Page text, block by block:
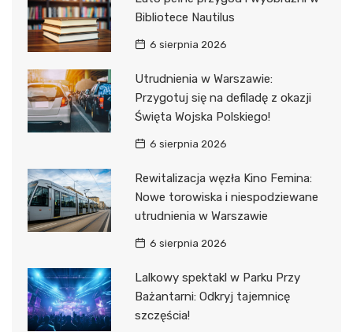
Bibliotece Nautilus
6 sierpnia 2026
Utrudnienia w Warszawie:
Przygotuj się na defiladę z okazji
Święta Wojska Polskiego!
6 sierpnia 2026
Rewitalizacja węzła Kino Femina:
Nowe torowiska i niespodziewane
utrudnienia w Warszawie
6 sierpnia 2026
Lalkowy spektakl w Parku Przy
Bażantarni: Odkryj tajemnicę
szczęścia!